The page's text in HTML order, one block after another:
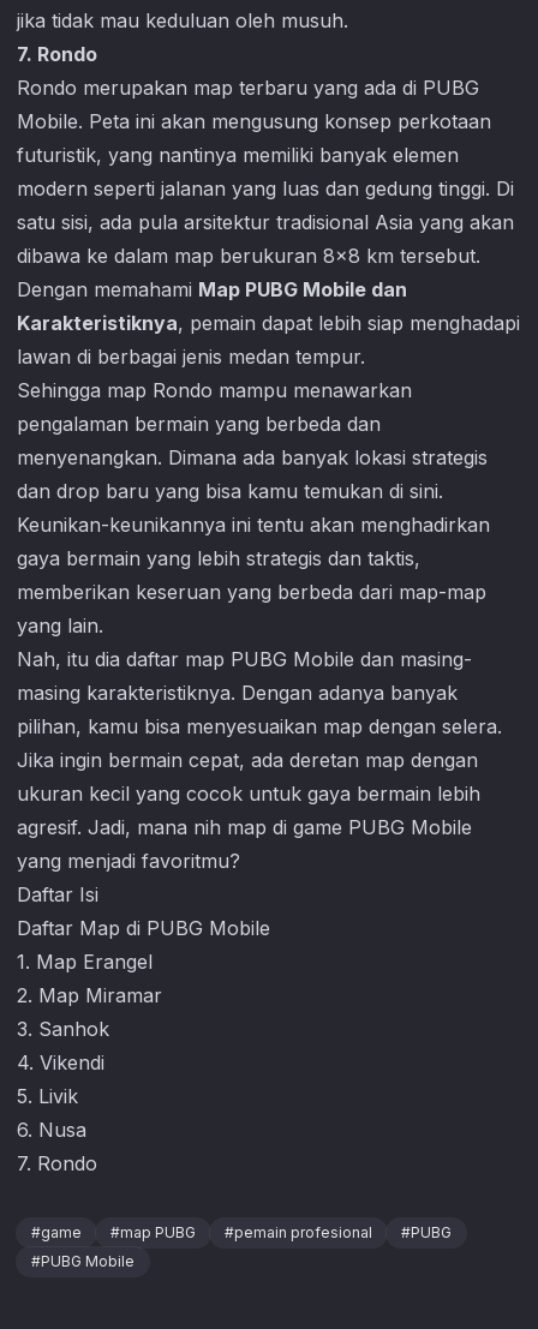
jika tidak mau keduluan oleh musuh.
7. Rondo
Rondo merupakan map terbaru yang ada di PUBG
Mobile. Peta ini akan mengusung konsep perkotaan
futuristik, yang nantinya memiliki banyak elemen
modern seperti jalanan yang luas dan gedung tinggi. Di
satu sisi, ada pula arsitektur tradisional Asia yang akan
dibawa ke dalam map berukuran 8×8 km tersebut.
Dengan memahami Map PUBG Mobile dan
Karakteristiknya, pemain dapat lebih siap menghadapi
lawan di berbagai jenis medan tempur.
Sehingga map Rondo mampu menawarkan
pengalaman bermain yang berbeda dan
menyenangkan. Dimana ada banyak lokasi strategis
dan drop baru yang bisa kamu temukan di sini.
Keunikan-keunikannya ini tentu akan menghadirkan
gaya bermain yang lebih strategis dan taktis,
memberikan keseruan yang berbeda dari map-map
yang lain.
Nah, itu dia daftar map PUBG Mobile dan masing-
masing karakteristiknya. Dengan adanya banyak
pilihan, kamu bisa menyesuaikan map dengan selera.
Jika ingin bermain cepat, ada deretan map dengan
ukuran kecil yang cocok untuk gaya bermain lebih
agresif. Jadi, mana nih map di game PUBG Mobile
yang menjadi favoritmu?
Daftar Isi
Daftar Map di PUBG Mobile
1. Map Erangel
2. Map Miramar
3. Sanhok
4. Vikendi
5. Livik
6. Nusa
7. Rondo
#game #map PUBG #pemain profesional #PUBG
#PUBG Mobile